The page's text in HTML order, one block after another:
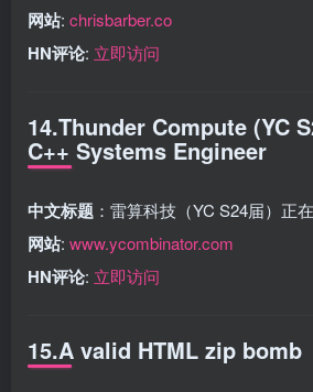
网站: chrisbarber.co
HN评论: 立即访问
14.Thunder Compute (YC
C++ Systems Engineer
中文标题 ：雷算科技（YC S24届）正
网站: www.ycombinator.com
HN评论: 立即访问
15.A valid HTML zip bomb